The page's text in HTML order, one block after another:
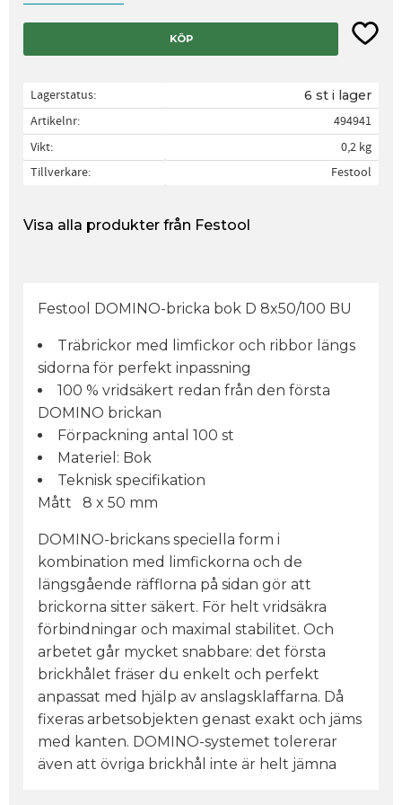
KÖP Lägg
Lagerstatus 6 st i lager
Artikelnr
494941
Vikt
0,2 kg
Tillverkare
Festool
Visa alla produkter från Festool
Festool DOMINO-bricka bok D 8x50/100 BU
Träbrickor med limfickor och ribbor längs
sidorna för perfekt inpassning
100 % vridsäkert redan från den första
DOMINO brickan
Förpackning antal 100 st
Materiel: Bok
Teknisk specifikation
Mått 8 x 50 mm
DOMINO-brickans speciella form i
kombination med limfickorna och de
längsgående räfflorna på sidan gör att
brickorna sitter säkert. För helt vridsäkra
förbindningar och maximal stabilitet. Och
arbetet går mycket snabbare: det första
brickhålet fräser du enkelt och perfekt
anpassat med hjälp av anslagsklaffarna. Då
fixeras arbetsobjekten genast exakt och jäms
med kanten. DOMINO-systemet tolererar
även att övriga brickhål inte är helt jämna